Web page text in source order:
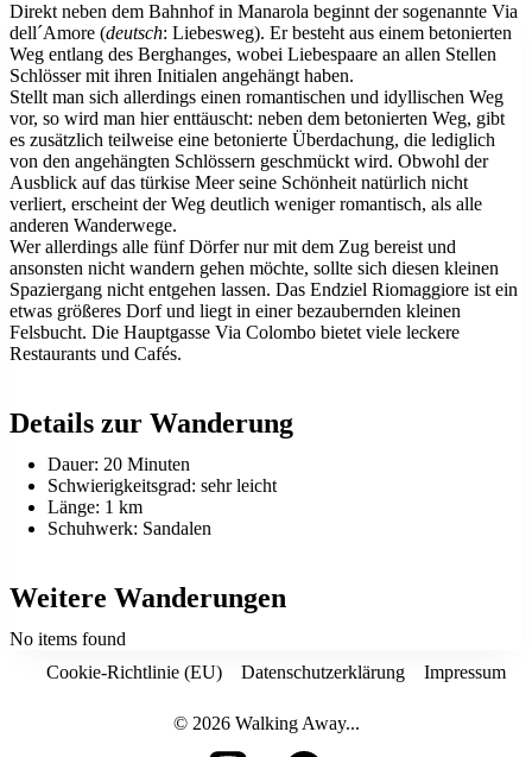
Direkt neben dem Bahnhof in Manarola beginnt der sogenannte Via
dell´Amore (deutsch: Liebesweg). Er besteht aus einem betonierten
Weg entlang des Berghanges, wobei Liebespaare an allen Stellen
Schlösser mit ihren Initialen angehängt haben.
Stellt man sich allerdings einen romantischen und idyllischen Weg
vor, so wird man hier enttäuscht: neben dem betonierten Weg, gibt
es zusätzlich teilweise eine betonierte Überdachung, die lediglich
von den angehängten Schlössern geschmückt wird. Obwohl der
Ausblick auf das türkise Meer seine Schönheit natürlich nicht
verliert, erscheint der Weg deutlich weniger romantisch, als alle
anderen Wanderwege.
Wer allerdings alle fünf Dörfer nur mit dem Zug bereist und
ansonsten nicht wandern gehen möchte, sollte sich diesen kleinen
Spaziergang nicht entgehen lassen. Das Endziel Riomaggiore ist ein
etwas größeres Dorf und liegt in einer bezaubernden kleinen
Felsbucht. Die Hauptgasse Via Colombo bietet viele leckere
Restaurants und Cafés.
Details zur Wanderung
Dauer: 20 Minuten
Schwierigkeitsgrad: sehr leicht
Länge: 1 km
Schuhwerk: Sandalen
Weitere Wanderungen
No items found
Cookie-Richtlinie (EU)
Datenschutzerklärung Impressum
© 2026 Walking Away...